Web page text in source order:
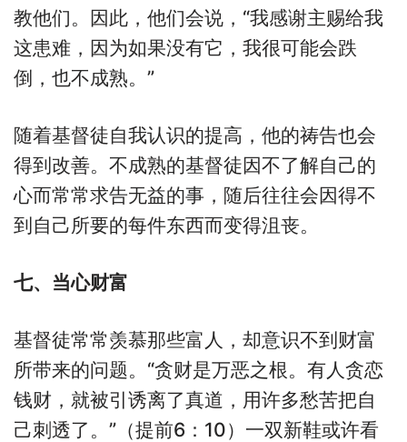
教他们。因此，他们会说，“我感谢主赐给我
这患难，因为如果没有它，我很可能会跌
倒，也不成熟。”
随着基督徒自我认识的提高，他的祷告也会
得到改善。不成熟的基督徒因不了解自己的
心而常常求告无益的事，随后往往会因得不
到自己所要的每件东西而变得沮丧。
七、当心财富
基督徒常常羡慕那些富人，却意识不到财富
所带来的问题。“贪财是万恶之根。有人贪恋
钱财，就被引诱离了真道，用许多愁苦把自
己刺透了。”（提前6：10）一双新鞋或许看